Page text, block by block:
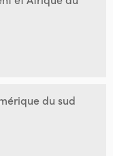
du sud